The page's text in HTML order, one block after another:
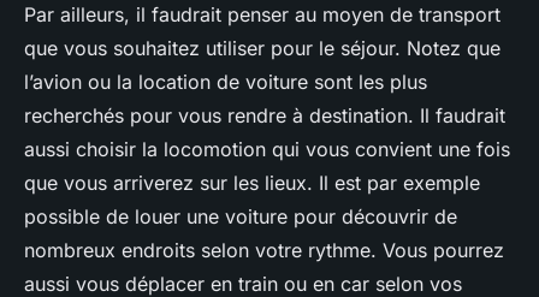
Par ailleurs, il faudrait penser au moyen de transport
que vous souhaitez utiliser pour le séjour. Notez que
l’avion ou la location de voiture sont les plus
recherchés pour vous rendre à destination. Il faudrait
aussi choisir la locomotion qui vous convient une fois
que vous arriverez sur les lieux. Il est par exemple
possible de louer une voiture pour découvrir de
nombreux endroits selon votre rythme. Vous pourrez
aussi vous déplacer en train ou en car selon vos